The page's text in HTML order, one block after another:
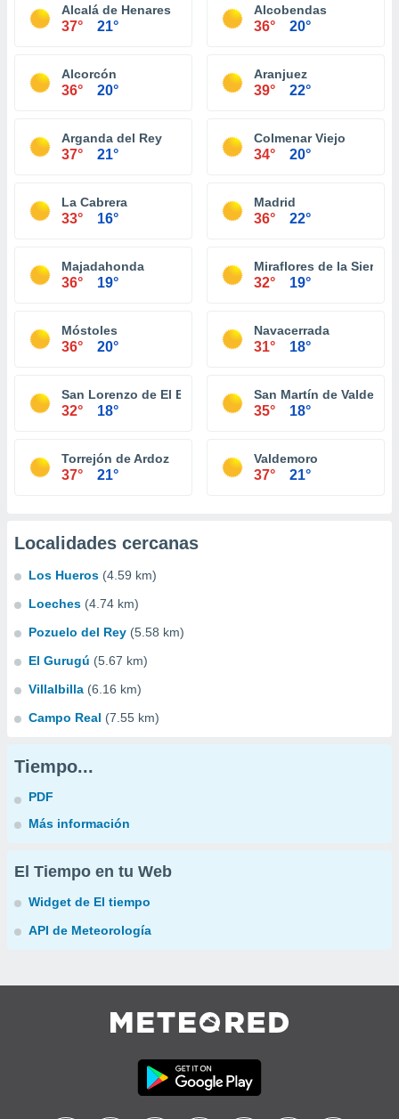
Alcalá de Henares
37° 21°
Alcobendas
36° 20°
Alcorcón
36° 20°
Aranjuez
39° 22°
Arganda del Rey
37° 21°
Colmenar Viejo
34° 20°
La Cabrera
33° 16°
Madrid
36° 22°
Majadahonda
36° 19°
Miraflores de la Sierra
32° 19°
Móstoles
36° 20°
Navacerrada
31° 18°
San Lorenzo de El Escorial
32° 18°
San Martín de
35° 18°
Torrejón de Ardoz
37° 21°
Valdemoro
37° 21°
Localidades cercanas
Los Hueros (4.59 km)
Loeches (4.74 km)
Pozuelo del Rey (5.58 km)
El Gurugú (5.67 km)
Villalbilla (6.16 km)
Campo Real (7.55 km)
Tiempo...
PDF
Más información
El Tiempo en tu Web
Widget de El tiempo
API de Meteorología